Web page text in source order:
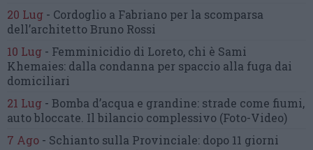
20 Lug - Cordoglio a Fabriano per la scomparsa
dell’architetto Bruno Rossi
10 Lug - Femminicidio di Loreto, chi è Sami
Khemaies: dalla condanna per spaccio alla fuga dai
domiciliari
21 Lug - Bomba d’acqua e grandine: strade come fiumi,
auto bloccate. Il bilancio complessivo (Foto-Video)
7 Ago - Schianto sulla Provinciale: dopo 11 giorni